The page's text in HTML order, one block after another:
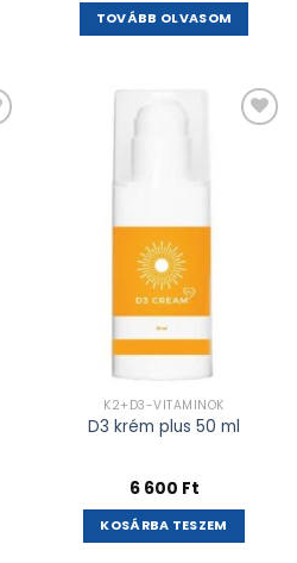
TOVÁBB OLVASOM
K2+D3-VITAMINOK
D3 krém plus 50 ml
6 600 Ft
KOSÁRBA TESZEM